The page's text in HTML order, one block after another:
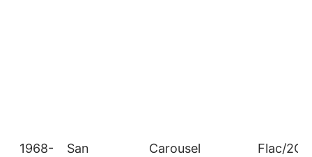
1968-
San
Carousel
Flac/2CD